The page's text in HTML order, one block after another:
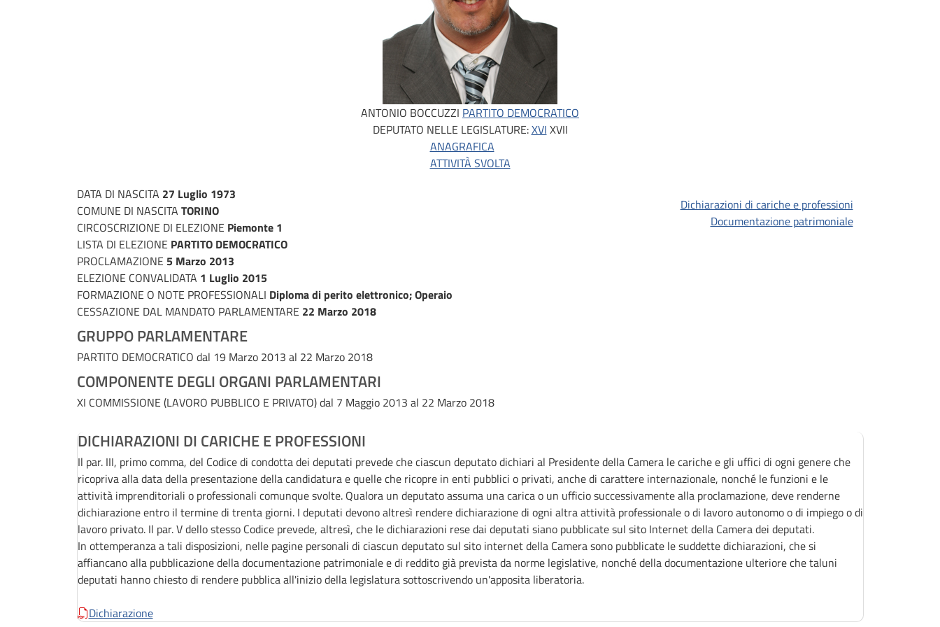
ANTONIO BOCCUZZI PARTITO DEMOCRATICO
DEPUTATO NELLE LEGISLATURE:XVI XVII
ANAGRAFICA
ATTIVITÀ SVOLTA
DATA DI NASCITA 27 Luglio 1973
COMUNE DI NASCITA TORINO
CIRCOSCRIZIONE DI ELEZIONE Piemonte 1
LISTA DI ELEZIONE PARTITO DEMOCRATICO
PROCLAMAZIONE 5 Marzo 2013
ELEZIONE CONVALIDATA 1 Luglio 2015
FORMAZIONE O NOTE PROFESSIONALI Diploma di perito elettronico; Operaio
CESSAZIONE DAL MANDATO PARLAMENTARE 22 Marzo 2018
Dichiarazioni di cariche e professioni
Documentazione patrimoniale
GRUPPO PARLAMENTARE
PARTITO DEMOCRATICO dal 19 Marzo 2013 al 22 Marzo 2018
COMPONENTE DEGLI ORGANI PARLAMENTARI
XI COMMISSIONE (LAVORO PUBBLICO E PRIVATO)dal 7 Maggio 2013 al 22 Marzo 2018
DICHIARAZIONI DI CARICHE E PROFESSIONI
Il par. III, primo comma, del Codice di condotta dei deputati prevede che ciascun deputato dichiari al Presidente della Camera le cariche e gli uffici di ogni genere che
ricopriva alla data della presentazione della candidatura e quelle che ricopre in enti pubblici o privati, anche di carattere internazionale, nonché le funzioni e le
attività imprenditoriali o professionali comunque svolte. Qualora un deputato assuma una carica o un ufficio successivamente alla proclamazione, deve renderne
dichiarazione entro il termine di trenta giorni. I deputati devono altresì rendere dichiarazione di ogni altra attività professionale o di lavoro autonomo o di impiego o di
lavoro privato. Il par. V dello stesso Codice prevede, altresì, che le dichiarazioni rese dai deputati siano pubblicate sul sito Internet della Camera dei deputati.
In ottemperanza a tali disposizioni, nelle pagine personali di ciascun deputato sul sito internet della Camera sono pubblicate le suddette dichiarazioni, che si
affiancano alla pubblicazione della documentazione patrimoniale e di reddito già prevista da norme legislative, nonché della documentazione ulteriore che taluni
deputati hanno chiesto di rendere pubblica all'inizio della legislatura sottoscrivendo un'apposita liberatoria.
Dichiarazione